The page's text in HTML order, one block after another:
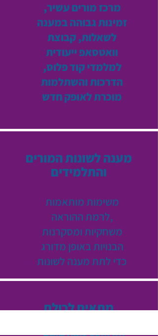
מרכז מורים עשיר,
זמינות גבוהה במענה
לשאלות, קבוצת
וואטסאפ ייעודית
למלמדי קוד פלוס,
הדרכות והשתלמות
מוכרת לאופק חדש
מענה לשונות המורים
והתלמידים
משימות מותאמות
לרמת ההוראה,
משחקיות ומסקרנות
הבנויות באופן מדורג
כדי לתת מענה לשונות
מתאים לכולם